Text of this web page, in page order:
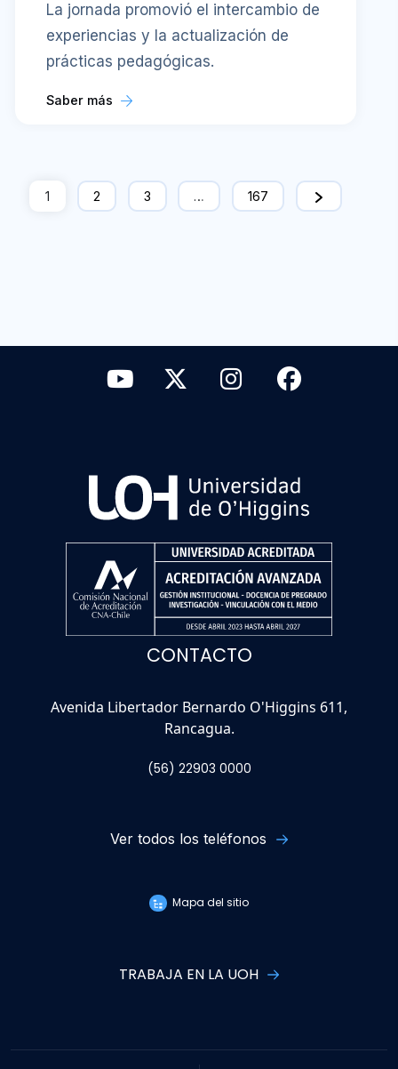
La jornada promovió el intercambio de
experiencias y la actualización de
prácticas pedagógicas.
Saber más
1 2 3 … 167
CONTACTO
Avenida Libertador Bernardo O'Higgins 611,
Rancagua.
(56) 22903 0000
Ver todos los teléfonos
Mapa del sitio
TRABAJA EN LA UOH